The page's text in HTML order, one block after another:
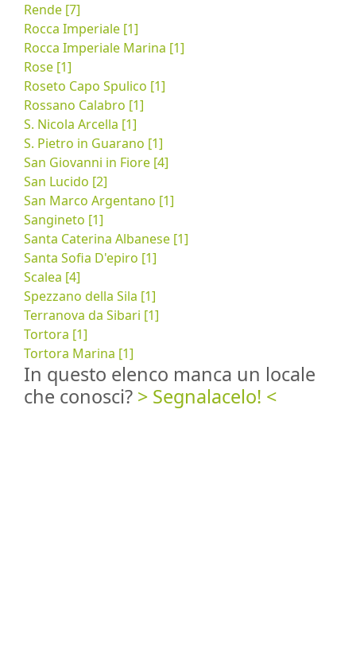
Rende [7]
Rocca Imperiale [1]
Rocca Imperiale Marina [1]
Rose [1]
Roseto Capo Spulico [1]
Rossano Calabro [1]
S. Nicola Arcella [1]
S. Pietro in Guarano [1]
San Giovanni in Fiore [4]
San Lucido [2]
San Marco Argentano [1]
Sangineto [1]
Santa Caterina Albanese [1]
Santa Sofia D'epiro [1]
Scalea [4]
Spezzano della Sila [1]
Terranova da Sibari [1]
Tortora [1]
Tortora Marina [1]
In questo elenco manca un locale
che conosci? > Segnalacelo! <